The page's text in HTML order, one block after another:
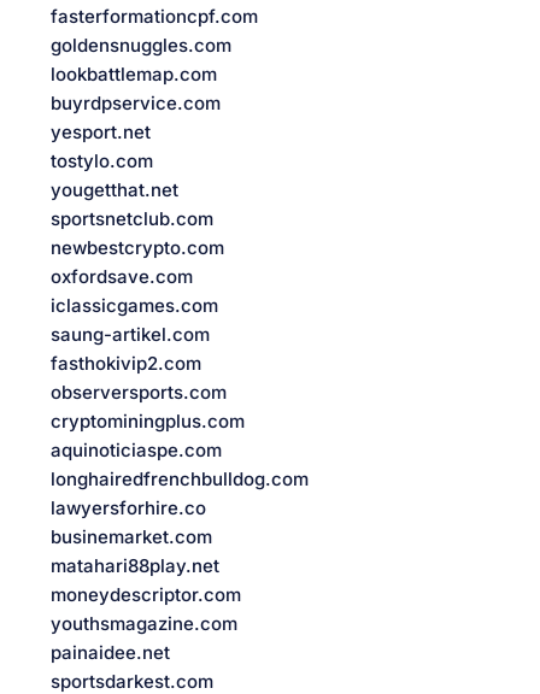
fasterformationcpf.com
goldensnuggles.com
lookbattlemap.com
buyrdpservice.com
yesport.net
tostylo.com
yougetthat.net
sportsnetclub.com
newbestcrypto.com
oxfordsave.com
iclassicgames.com
saung-artikel.com
fasthokivip2.com
observersports.com
cryptominingplus.com
aquinoticiaspe.com
longhairedfrenchbulldog.com
lawyersforhire.co
businemarket.com
matahari88play.net
moneydescriptor.com
youthsmagazine.com
painaidee.net
sportsdarkest.com